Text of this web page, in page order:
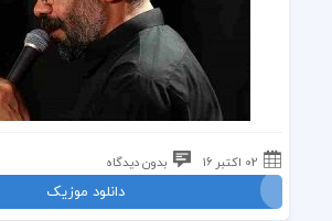
02 اکتبر 16 بدون دیدگاه
دانلود موزیک